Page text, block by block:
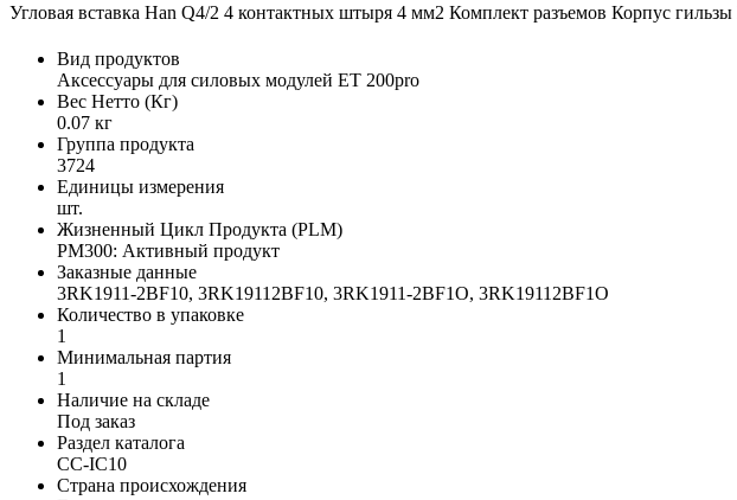
Угловая вставка Han Q4/2 4 контактных штыря 4 мм2 Комплект разъемов Корпус
Вид продуктов
Аксессуары для силовых модулей ET 200pro
Вес Нетто (Кг)
0.07 кг
Группа продукта
3724
Единицы измерения
шт.
Жизненный Цикл Продукта (PLM)
PM300: Активный продукт
Заказные данные
3RK1911-2BF10, 3RK19112BF10, 3RK1911-2BF1O, 3RK19112BF1O
Количество в упаковке
1
Минимальная партия
1
Наличие на складе
Под заказ
Раздел каталога
CC-IC10
Страна происхождения